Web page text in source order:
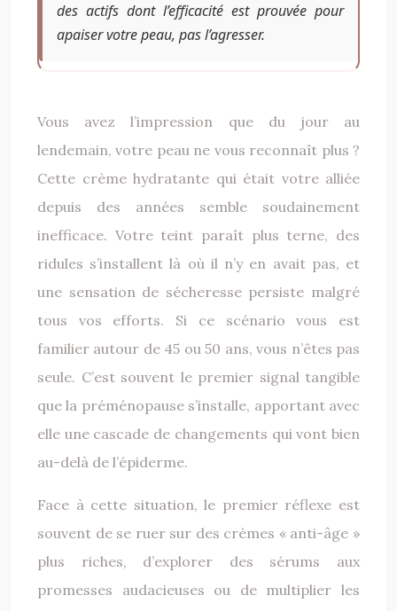
des actifs dont l’efficacité est prouvée pour
apaiser votre peau, pas l’agresser.
Vous avez l’impression que du jour au
lendemain, votre peau ne vous reconnaît plus ?
Cette crème hydratante qui était votre alliée
depuis des années semble soudainement
inefficace. Votre teint paraît plus terne, des
ridules s’installent là où il n’y en avait pas, et
une sensation de sécheresse persiste malgré
tous vos efforts. Si ce scénario vous est
familier autour de 45 ou 50 ans, vous n’êtes pas
seule. C’est souvent le premier signal tangible
que la préménopause s’installe, apportant avec
elle une cascade de changements qui vont bien
au-delà de l’épiderme.
Face à cette situation, le premier réflexe est
souvent de se ruer sur des crèmes « anti-âge »
plus riches, d’explorer des sérums aux
promesses audacieuses ou de multiplier les